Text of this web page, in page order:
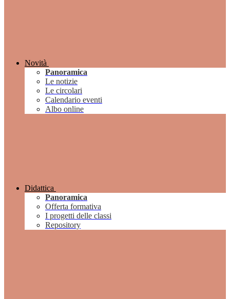
Novità
Panoramica
Le notizie
Le circolari
Calendario eventi
Albo online
Didattica
Panoramica
Offerta formativa
I progetti delle classi
Repository